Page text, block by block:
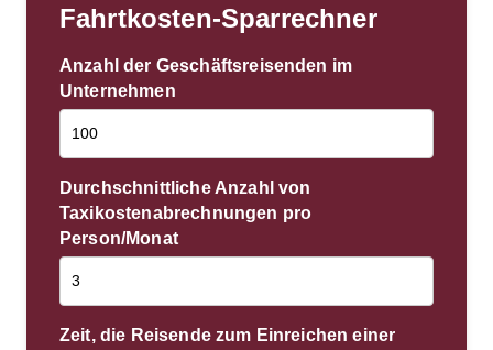
Fahrtkosten-Sparrechner
Anzahl der Geschäftsreisenden im
Unternehmen
Durchschnittliche Anzahl von
Taxikostenabrechnungen pro
Person/Monat
Zeit, die Reisende zum Einreichen einer